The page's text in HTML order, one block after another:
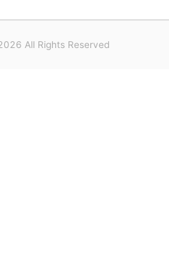
All Rights Reserved